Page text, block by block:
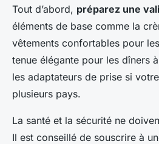
Tout d’abord, préparez une
éléments de base comme la
vêtements confortables pour
tenue élégante pour les dîners
les adaptateurs de prise si
plusieurs pays.
La santé et la sécurité ne
Il est conseillé de souscrire à